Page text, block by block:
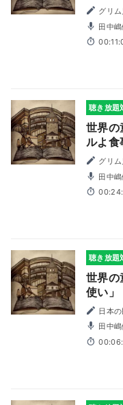
グリ
田中
聴き放題
世界
ルよ食
グリ
田中
聴き放題
世界
使い」
日本
田中